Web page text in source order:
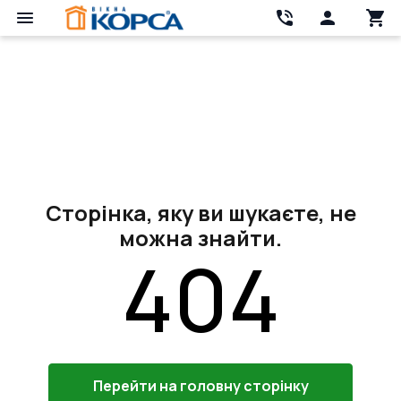
Сторінка, яку ви шукаєте, не
можна знайти.
404
Перейти на головну сторінку